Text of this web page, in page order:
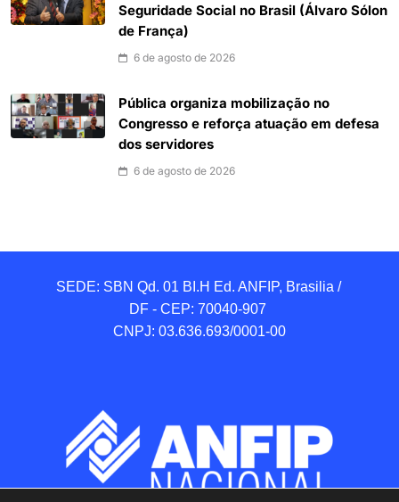
Seguridade Social no Brasil (Álvaro Sólon
de França)
6 de agosto de 2026
Pública organiza mobilização no
Congresso e reforça atuação em defesa
dos servidores
6 de agosto de 2026
SEDE: SBN Qd. 01 BI.H Ed. ANFIP, Brasilia /
DF - CEP: 70040-907
CNPJ: 03.636.693/0001-00